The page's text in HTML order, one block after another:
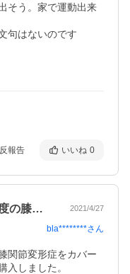
そう。家で運動出来
句はないのです
報告 いいね 0
コロナ禍の運動不足解消と、軽度の膝関節… 2021/4/27
bla********さん
関節変形症をカバー
入しました。